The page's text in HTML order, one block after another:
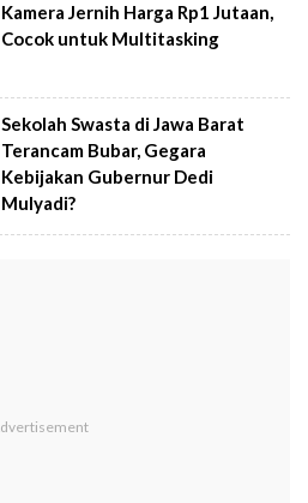
Kamera Jernih Harga Rp1 Jutaan,
Cocok untuk Multitasking
Sekolah Swasta di Jawa Barat
Terancam Bubar, Gegara
Kebijakan Gubernur Dedi
Mulyadi?